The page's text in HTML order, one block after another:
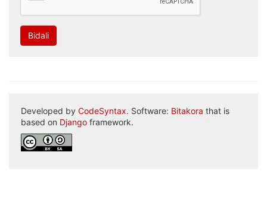
Bidali
Developed by CodeSyntax. Software: Bitakora that is
based on Django framework.